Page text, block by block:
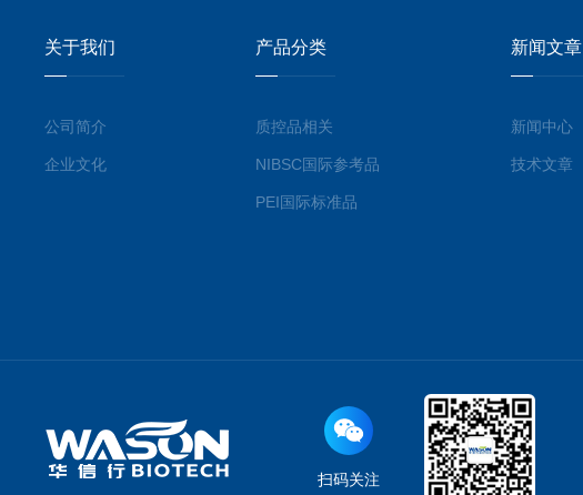
关于我们
公司简介
企业文化
产品分类
质控品相关
NIBSC国际参考品
PEI国际标准品
新闻文章
新闻中心
技术文章
扫码关注